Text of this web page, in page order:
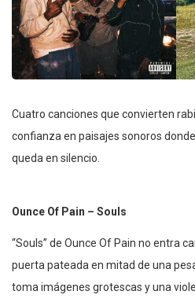
Cuatro canciones que convierten
confianza en paisajes sonoros
queda en silencio.
Ounce Of Pain – Souls
“Souls” de Ounce Of Pain no entra
puerta pateada en mitad de una
toma imágenes grotescas y una